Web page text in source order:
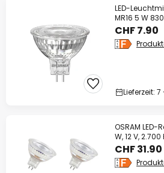
LED-
MR16 5 W
CHF 7.90
Lieferzeit: 7
OSRAM LED-
W, 12 V, 2.700
CHF 31.90